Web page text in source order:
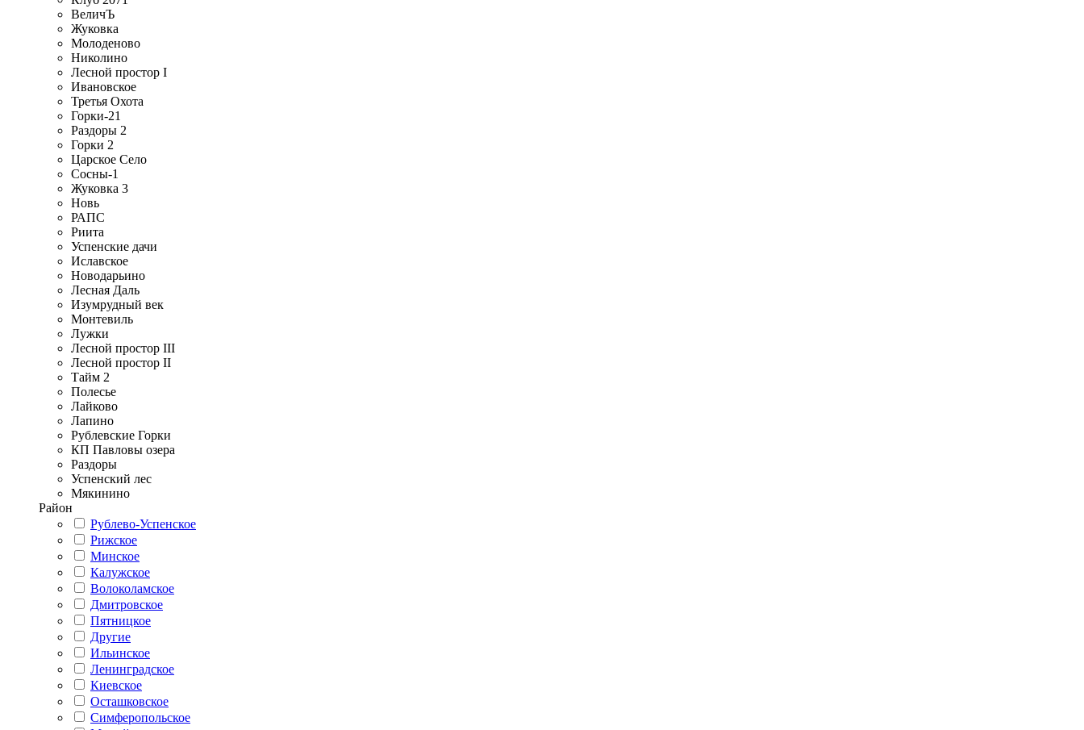
ВеличЪ
Жуковка
Молоденово
Николино
Лесной простор I
Ивановское
Третья Охота
Горки-21
Раздоры 2
Горки 2
Царское Село
Сосны-1
Жуковка 3
Новь
РАПС
Риита
Успенские дачи
Иславское
Новодарьино
Лесная Даль
Изумрудный век
Монтевиль
Лужки
Лесной простор III
Лесной простор II
Тайм 2
Полесье
Лайково
Лапино
Рублевские Горки
КП Павловы озера
Раздоры
Успенский лес
Мякинино
Район
Рублево-Успенское
Рижское
Минское
Калужское
Волоколамское
Дмитровское
Пятницкое
Другие
Ильинское
Ленинградское
Киевское
Осташковское
Симферопольское